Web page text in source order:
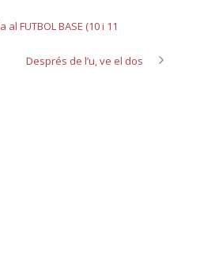
FUTBOL BASE (10 i 11
Després de l’u, ve el dos